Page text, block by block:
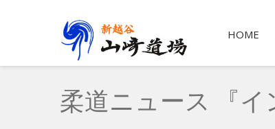
HOME
柔道ニュース 『イ